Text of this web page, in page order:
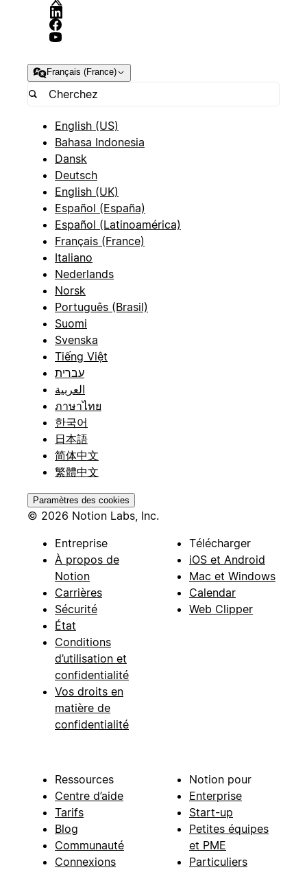
Français (France)
English (US)
Bahasa Indonesia
Dansk
Deutsch
English (UK)
Español (España)
Español (Latinoamérica)
Français (France)
Italiano
Nederlands
Norsk
Português (Brasil)
Suomi
Svenska
Tiếng Việt
עברית
العربية
ภาษาไทย
한국어
日本語
简体中文
繁體中文
Paramètres des cookies
© 2026 Notion Labs, Inc.
Entreprise
À propos de
Notion
Carrières
Sécurité
État
Conditions
d’utilisation et
confidentialité
Vos droits en
matière de
confidentialité
Télécharger
iOS et Android
Mac et Windows
Calendar
Web Clipper
Ressources
Centre d’aide
Tarifs
Blog
Communauté
Connexions
Notion pour
Enterprise
Start-up
Petites équipes
et PME
Particuliers